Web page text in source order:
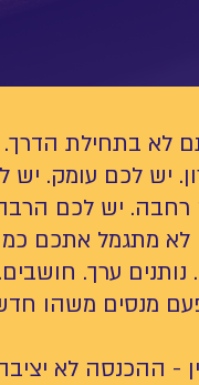
לא בתחילת הדרך.
יש לכם עומק. יש
רחבה. יש לכם
לא מתגמל אתכם
נותנים ערך.
מנסים משהו
- ההכנסה לא